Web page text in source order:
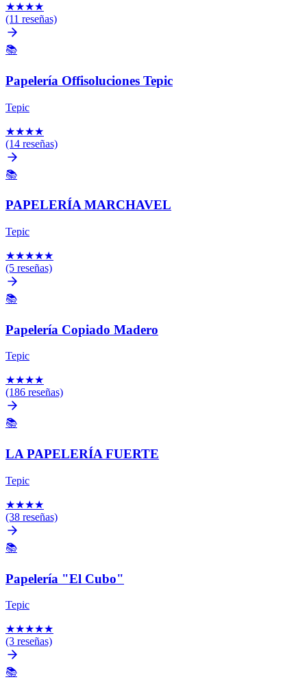
★★★★
(11 reseñas)
📚
Papelería Offisoluciones Tepic
Tepic
★★★★
(14 reseñas)
📚
PAPELERÍA MARCHAVEL
Tepic
★★★★★
(5 reseñas)
📚
Papelería Copiado Madero
Tepic
★★★★
(186 reseñas)
📚
LA PAPELERÍA FUERTE
Tepic
★★★★
(38 reseñas)
📚
Papelería "El Cubo"
Tepic
★★★★★
(3 reseñas)
📚